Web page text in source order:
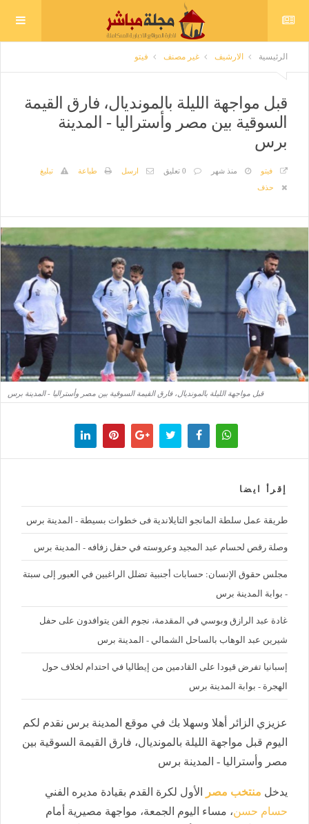
الرئيسية الارشيف غير مصنف فيتو
قبل مواجهة الليلة بالمونديال، فارق القيمة
السوقية بين مصر وأستراليا - المدينة
برس
فيتو منذ شهر 0 تعليق ارسل طباعة
تبليغ
حذف
قبل مواجهة الليلة بالمونديال، فارق القيمة السوقية بين مصر وأستراليا - المدينة برس
إقرأ ايضا
طريقة عمل سلطة المانجو التايلاندية فى خطوات بسيطة - المدينة برس
وصلة رقص لحسام عبد المجيد وعروسته في حفل زفافه - المدينة برس
مجلس حقوق الإنسان: حسابات أجنبية تضلل الراغبين في العبور إلى سبتة
- بوابة المدينة برس
غادة عبد الرازق وبوسي في المقدمة، نجوم الفن يتوافدون على حفل
شيرين عبد الوهاب بالساحل الشمالي - المدينة برس
إسبانيا تفرض قيودا على القادمين من إيطاليا في احتدام لخلاف حول
الهجرة - بوابة المدينة برس
عزيزي الزائر أهلا وسهلا بك في موقع المدينة برس نقدم لكم
اليوم قبل مواجهة الليلة بالمونديال، فارق القيمة السوقية بين
مصر وأستراليا - المدينة برس
يدخل منتخب مصر
الأول لكرة القدم بقيادة مديره الفني
حسام حسن، مساء اليوم الجمعة، مواجهة مصيرية أمام